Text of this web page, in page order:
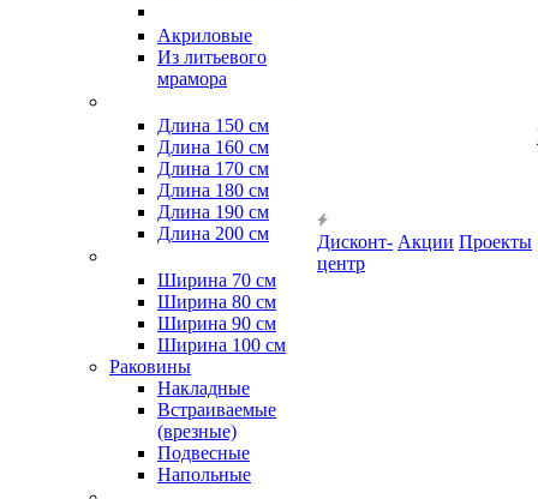
Акриловые
Из литьевого
мрамора
Длина 150 см
Длина 160 см
Длина 170 см
Длина 180 см
Длина 190 см
Длина 200 см
Ширина 70 см
Ширина 80 см
Ширина 90 см
Ширина 100 см
Раковины
Накладные
Встраиваемые
(врезные)
Подвесные
Напольные
Дисконт-
центр
Акции Проекты